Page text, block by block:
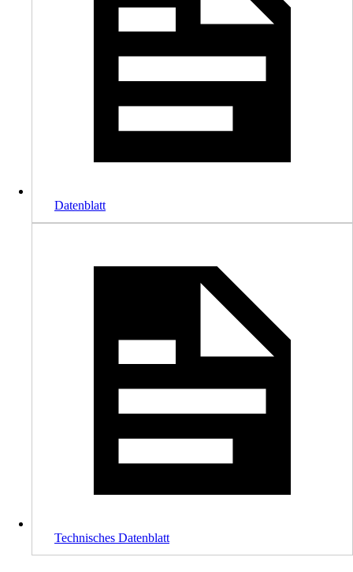
Datenblatt
Technisches Datenblatt